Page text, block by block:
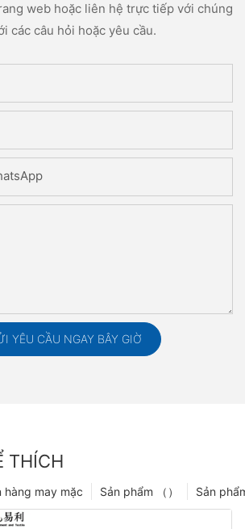
web hoặc liên hệ trực tiếp với chúng
các câu hỏi hoặc yêu cầu.
YÊU CẦU NGAY BÂY GIỜ
THÍCH
Sản
Sản phẩm （）
hàng may mặc